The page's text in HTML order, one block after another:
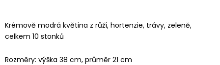
Krémově modrá květina z růží, hortenzie, trávy, zeleně,
celkem 10 stonků
Rozměry: výška 38 cm, průměr 21 cm